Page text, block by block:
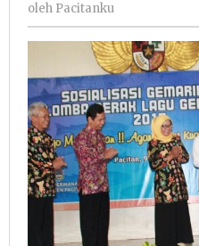
oleh Pacitanku